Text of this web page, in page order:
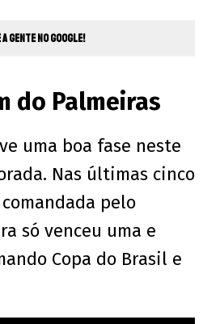
a gente no Google!
do Palmeiras
uma boa fase neste
Nas últimas cinco
pelo
só venceu uma e
Copa do Brasil e